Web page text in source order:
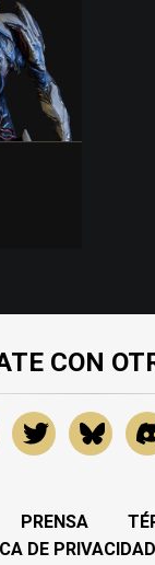
CON
PRENSA
DE PRIVACIDAD